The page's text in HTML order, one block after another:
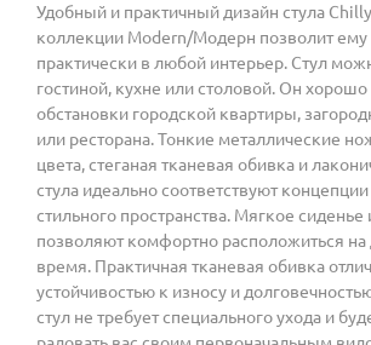
Удобный и практичный дизайн стула
коллекции Modern/Модерн позволит ему
практически в любой интерьер. Стул
гостиной, кухне или столовой. Он
обстановки городской квартиры,
или ресторана. Тонкие металлические
цвета, стеганая тканевая обивка и
стула идеально соответствуют
стильного пространства. Мягкое сиденье
позволяют комфортно расположиться на
время. Практичная тканевая обивка
устойчивостью к износу и
стул не требует специального ухода и